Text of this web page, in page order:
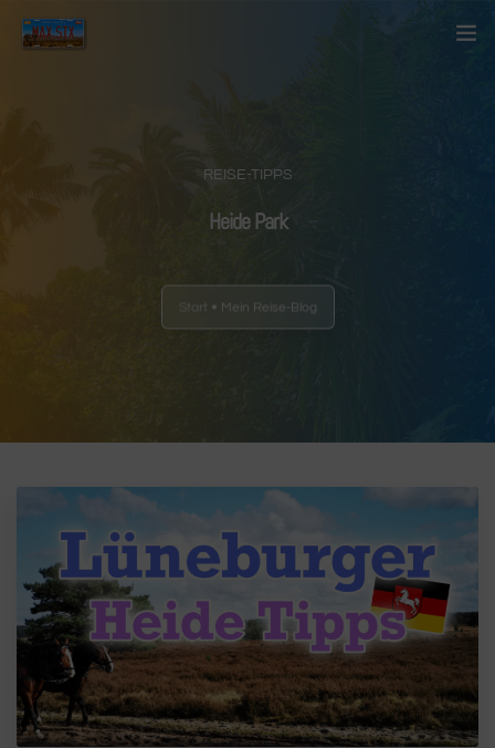
REISE-TIPPS
Heide Park
Start Mein Reise-Blog